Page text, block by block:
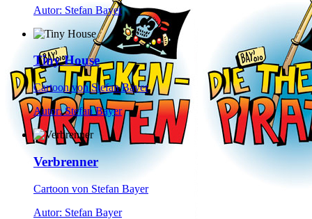
Autor: Stefan Bayer
Tiny House
Cartoon von Stefan Bayer
Autor: Stefan Bayer
Verbrenner
Cartoon von Stefan Bayer
Autor: Stefan Bayer